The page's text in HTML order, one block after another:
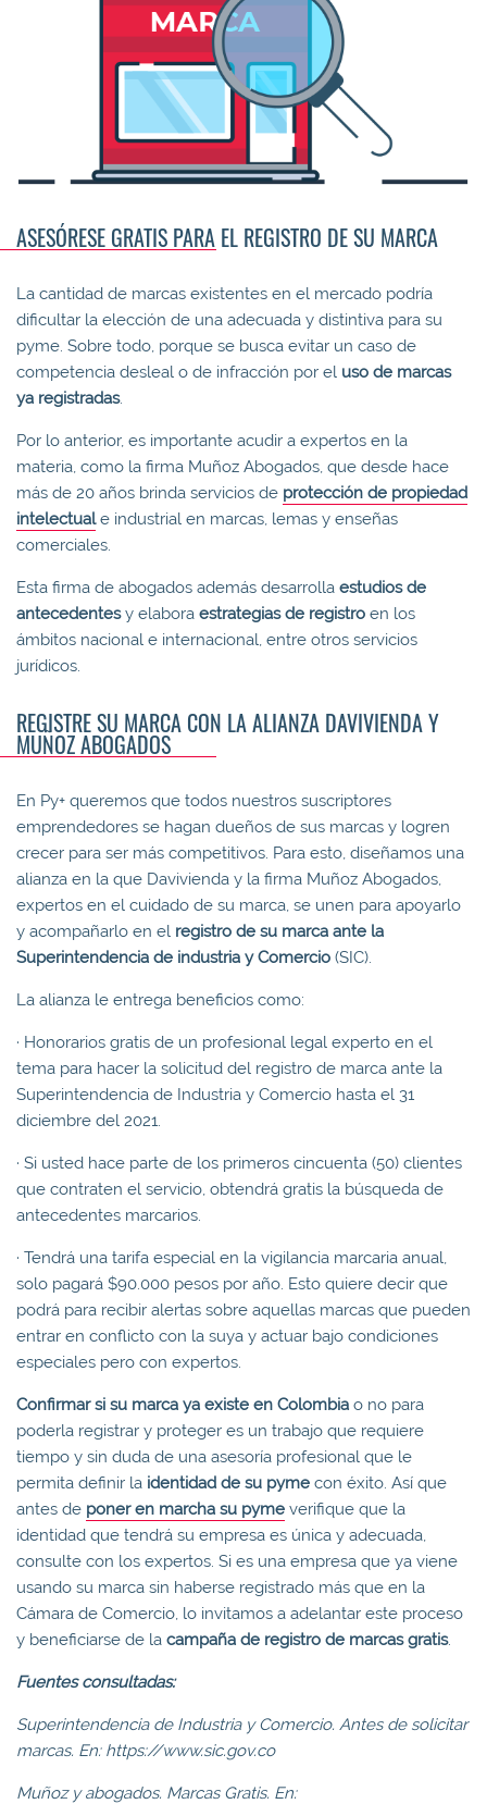
ASESÓRESE GRATIS PARA EL REGISTRO DE SU MARCA
La cantidad de marcas existentes en el mercado podría
dificultar la elección de una adecuada y distintiva para su
pyme. Sobre todo, porque se busca evitar un caso de
competencia desleal o de infracción por el uso de marcas
ya registradas.
Por lo anterior, es importante acudir a expertos en la
materia, como la firma Muñoz Abogados, que desde hace
más de 20 años brinda servicios de protección de propiedad
intelectuale industrial en marcas, lemas y enseñas
comerciales.
Esta firma de abogados además desarrolla estudios de
antecedentesy elabora estrategias de registro en los
ámbitos nacional e internacional, entre otros servicios
jurídicos.
REGISTRE SU MARCA CON LA ALIANZA DAVIVIENDA Y
MUÑOZ ABOGADOS
En Py+ queremos que todos nuestros suscriptores
emprendedores se hagan dueños de sus marcas y logren
crecer para ser más competitivos. Para esto, diseñamos una
alianza en la que Davivienda y la firma Muñoz Abogados,
expertos en el cuidado de su marca, se unen para apoyarlo
y acompañarlo en el registro de su marca ante la
Superintendencia de industria y Comercio (SIC).
La alianza le entrega beneficios como:
· Honorarios gratis de un profesional legal experto en el
tema para hacer la solicitud del registro de marca ante la
Superintendencia de Industria y Comercio hasta el 31
diciembre del 2021.
· Si usted hace parte de los primeros cincuenta (50) clientes
que contraten el servicio, obtendrá gratis la búsqueda de
antecedentes marcarios.
· Tendrá una tarifa especial en la vigilancia marcaria anual,
solo pagará $90.000 pesos por año. Esto quiere decir que
podrá para recibir alertas sobre aquellas marcas que pueden
entrar en conflicto con la suya y actuar bajo condiciones
especiales pero con expertos.
Confirmar si su marca ya existe en Colombia o no para
poderla registrar y proteger es un trabajo que requiere
tiempo y sin duda de una asesoría profesional que le
permita definir la identidad de su pyme con éxito. Así que
antes de poner en marcha su pyme verifique que la
identidad que tendrá su empresa es única y adecuada,
consulte con los expertos. Si es una empresa que ya viene
usando su marca sin haberse registrado más que en la
Cámara de Comercio, lo invitamos a adelantar este proceso
y beneficiarse de la campaña de registro de marcas gratis.
Fuentes consultadas:
Superintendencia de Industria y Comercio. Antes de solicitar
marcas. En: https://www.sic.gov.co
Muñoz y abogados. Marcas Gratis. En: